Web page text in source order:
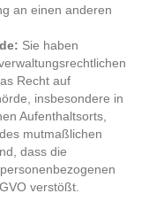
an einen anderen
Sie haben
Recht auf
insbesondere in
Aufenthaltsorts,
mutmaßlichen
dass die
verstößt.